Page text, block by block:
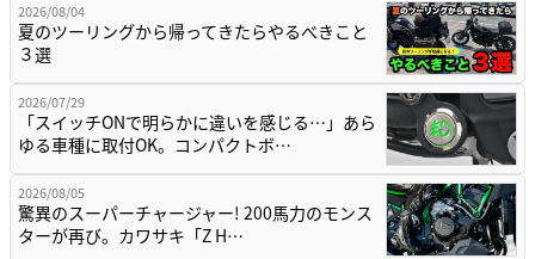
2026/08/04
夏のツーリングから帰ってきたらやるべきこと
３選
2026/07/29
「スイッチONで明らかに違いを感じる…」あら
ゆる車種に取付OK。コンパクトボ…
2026/08/05
驚異のスーパーチャージャー! 200馬力のモンス
ターが再び。カワサキ「Z H…